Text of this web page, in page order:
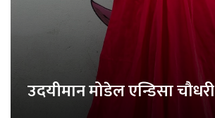
उदयीमान मोडेल एन्डिसा चौधरी